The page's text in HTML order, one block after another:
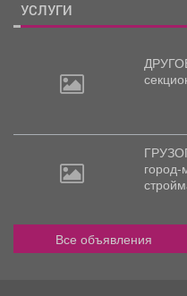
УСЛУГИ
город-
Все объявления